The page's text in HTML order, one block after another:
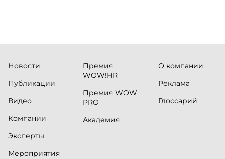
Новости
Публикации
Видео
Компании
Эксперты
Мероприятия
Премия
WOW!HR
Премия WOW
PRO
Академия
О компании
Реклама
Глоссарий